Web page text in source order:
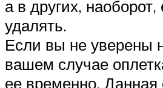
а в других, наоборот,
удалять.
Если вы не уверены
вашем случае
ее временно. Данная